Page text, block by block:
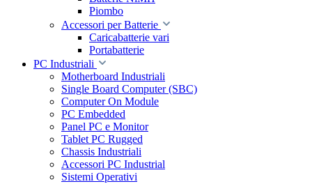
Piombo
Accessori per Batterie
Caricabatterie vari
Portabatterie
PC Industriali
Motherboard Industriali
Single Board Computer (SBC)
Computer On Module
PC Embedded
Panel PC e Monitor
Tablet PC Rugged
Chassis Industriali
Accessori PC Industrial
Sistemi Operativi